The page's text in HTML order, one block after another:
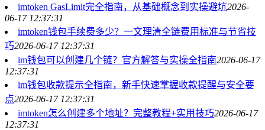
imtoken GasLimit完全指南，从基础概念到实操避坑2026-
06-17 12:37:31
imtoken钱包手续费多少？一文理清全链费用标准与节省技
巧2026-06-17 12:37:31
im钱包可以创建几个链？官方解答与实操全指南2026-06-17
12:37:31
im钱包收款提示全指南，新手快速掌握收款提醒与安全要
点2026-06-17 12:37:31
imtoken怎么创建多个地址？完整教程+实用技巧2026-06-17
12:37:31